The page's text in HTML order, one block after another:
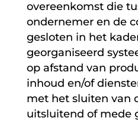
overeenkomst die
ondernemer en de
gesloten in het
georganiseerd
op afstand van
inhoud en/of
met het sluiten van
uitsluitend of mede